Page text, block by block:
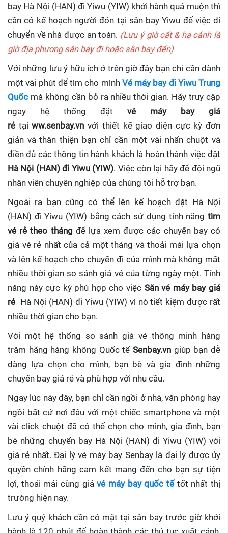
bay Hà Nội (HAN) đi Yiwu (YIW) khởi hành quá muộn thì
cần có kế hoạch người đón tại sân bay Yiwu để việc di
chuyển về nhà được an toàn. (Lưu ý giờ cất & hạ cánh là
giờ địa phương sân bay đi hoặc sân bay đến)
Với những lưu ý hữu ích ở trên giờ đây bạn chỉ cần dành
một vài phút để tìm cho mình Vé máy bay đi Yiwu Trung
Quốc mà không cần bỏ ra nhiều thời gian. Hãy truy cập
ngay hệ thống đặt vé máy bay giá
rẻ tạiww.senbay.vn với thiết kế giao diện cực kỳ đơn
giản và thân thiện bạn chỉ cần một vài nhấn chuột và
điền đủ các thông tin hành khách là hoàn thành việc đặt
Hà Nội (HAN) đi Yiwu (YIW). Việc còn lại hãy để đội ngũ
nhân viên chuyên nghiệp của chúng tôi hỗ trợ bạn.
Ngoài ra bạn cũng có thể lên kế hoạch đặt Hà Nội
(HAN) đi Yiwu (YIW) bằng cách sử dụng tính năng tìm
vé rẻ theo tháng để lựa xem được các chuyến bay có
giá vé rẻ nhất của cả một tháng và thoải mái lựa chọn
và lên kế hoạch cho chuyến đi của mình mà không mất
nhiều thời gian so sánh giá vé của từng ngày một. Tính
năng này cực kỳ phù hợp cho việc Săn vé máy bay giá
rẻ Hà Nội (HAN) đi Yiwu (YIW) vì nó tiết kiệm được rất
nhiều thời gian cho bạn.
Với một hệ thống so sánh giá vé thông minh hàng
trăm hãng hàng không Quốc tế Senbay.vn giúp bạn dễ
dàng lựa chọn cho mình, bạn bè và gia đình những
chuyến bay giá rẻ và phù hợp với nhu cầu.
Ngay lúc này đây, bạn chỉ cần ngồi ở nhà, văn phòng hay
ngồi bất cứ nơi đâu với một chiếc smartphone và một
vài click chuột đã có thể chọn cho mình, gia đình, bạn
bè những chuyến bay Hà Nội (HAN) đi Yiwu (YIW) với
giá rẻ nhất. Đại lý vé máy bay Senbay là đại lý được ủy
quyền chính hãng cam kết mang đến cho bạn sự tiện
lợi, thoải mái cùng giávé máy bay quốc tế tốt nhất thị
trường hiện nay.
Lưu ý quý khách cần có mặt tại sân bay trước giờ khởi